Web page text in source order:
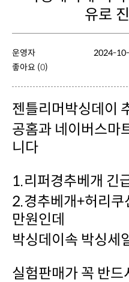
유로
운영자 2024-
좋아요 (0)
젠틀리머박싱데이
니다
1.리퍼경추베개 긴
만원인데
박싱데이속 박싱세